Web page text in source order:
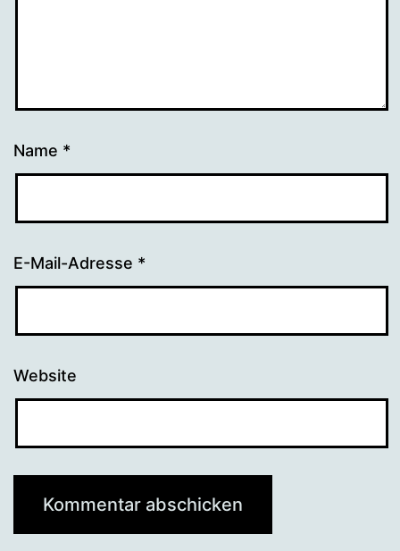
Name *
E-Mail-Adresse *
Website